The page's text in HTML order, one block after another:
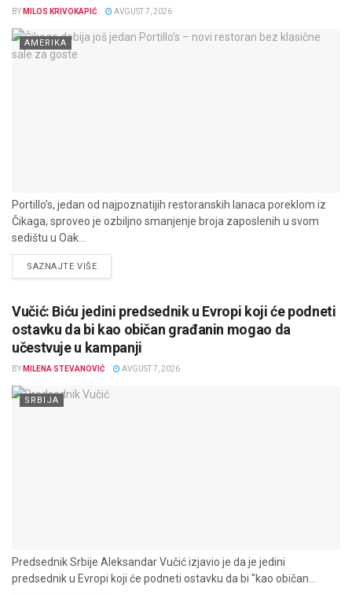
BY MILOS KRIVOKAPIĆ AVGUST 7, 2026
AMERIKA
Portillo’s, jedan od najpoznatijih restoranskih lanaca poreklom iz
Čikaga, sproveo je ozbiljno smanjenje broja zaposlenih u svom
sedištu u Oak...
SAZNAJTE VIŠEDETAILS
Vučić: Biću jedini predsednik u Evropi koji će podneti
ostavku da bi kao običan građanin mogao da
učestvuje u kampanji
BY MILENA STEVANOVIĆ AVGUST 7, 2026
SRBIJA
Predsednik Srbije Aleksandar Vučić izjavio je da je jedini
predsednik u Evropi koji će podneti ostavku da bi "kao običan...